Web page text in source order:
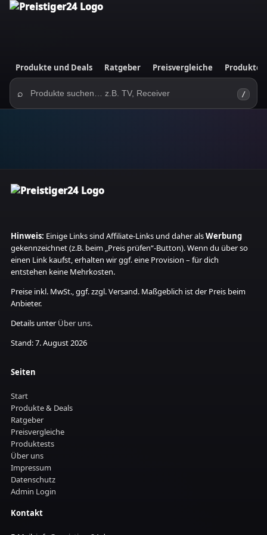
Produkte und Deals Ratgeber Preisvergleiche
⌕ /
Hinweis: Einige Links sind Affiliate‑Links und daher alsWerbung
gekennzeichnet (z.B. beim „Preis prüfen“-Button). Wenn du über so
einen Link kaufst, erhalten wir ggf. eine Provision – für dich
entstehen keine Mehrkosten.
Preise inkl. MwSt., ggf. zzgl. Versand. Maßgeblich ist der Preis beim
Anbieter.
Details unter Über uns.
Stand: 7. August 2026
Seiten
Start
Produkte & Deals
Ratgeber
Preisvergleiche
Produktests
Über uns
Impressum
Datenschutz
Admin Login
Kontakt